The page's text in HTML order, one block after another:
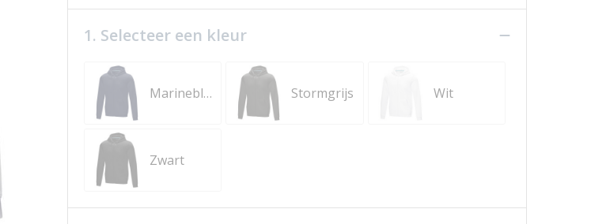
1. Selecteer een kleur
Marineblauw Stormgrijs Wit
Zwart